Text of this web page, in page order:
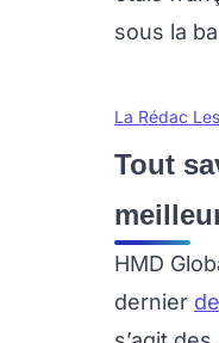
sous la
La Rédac
Tout
HMD
dernier